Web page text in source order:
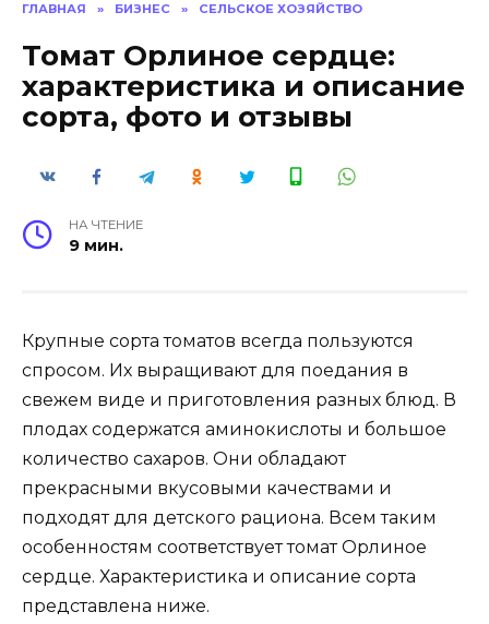
ГЛАВНАЯ » БИЗНЕС » СЕЛЬСКОЕ ХОЗЯЙСТВО
Томат Орлиное сердце:
характеристика и описание
сорта, фото и отзывы
НА ЧТЕНИЕ
9 мин.
Крупные сорта томатов всегда пользуются
спросом. Их выращивают для поедания в
свежем виде и приготовления разных блюд. В
плодах содержатся аминокислоты и большое
количество сахаров. Они обладают
прекрасными вкусовыми качествами и
подходят для детского рациона. Всем таким
особенностям соответствует томат Орлиное
сердце. Характеристика и описание сорта
представлена ниже.